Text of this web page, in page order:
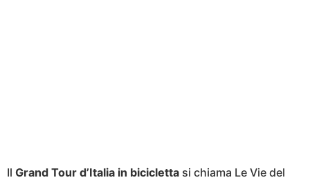
Il Grand Tour d’Italia in bicicletta si chiama Le Vie del